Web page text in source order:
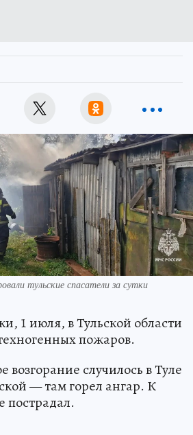
тульские спасатели за сутки
1 июля, в Тульской области
пожаров.
возгорание случилось в Туле
— там горел ангар. К
пострадал.